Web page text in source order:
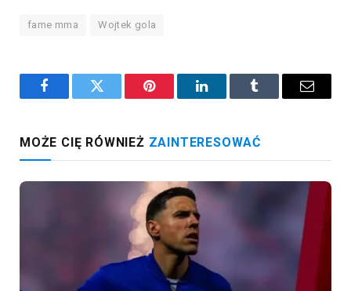
fame mma Wojtek gola
FacebookTwitter Pinterest LinkedInTumblr Email
MOŻE CIĘ RÓWNIEŻ ZAINTERESOWAĆ